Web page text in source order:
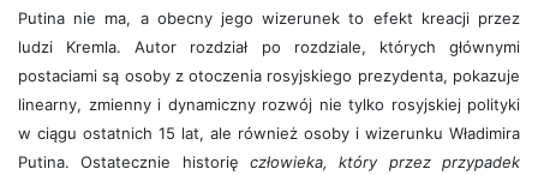
Putina nie ma, a obecny jego wizerunek to efekt kreacji przez
ludzi Kremla. Autor rozdział po rozdziale, których głównymi
postaciami są osoby z otoczenia rosyjskiego prezydenta, pokazuje
linearny, zmienny i dynamiczny rozwój nie tylko rosyjskiej polityki
w ciągu ostatnich 15 lat, ale również osoby i wizerunku Władimira
Putina. Ostatecznie historię człowieka, który przez przypadek